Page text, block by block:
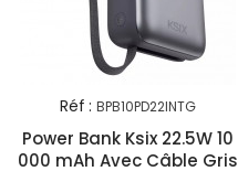
Réf : BPB10PD22INTG
Power Bank Ksix 22.5W 10
000 mAh Avec Câble Gris